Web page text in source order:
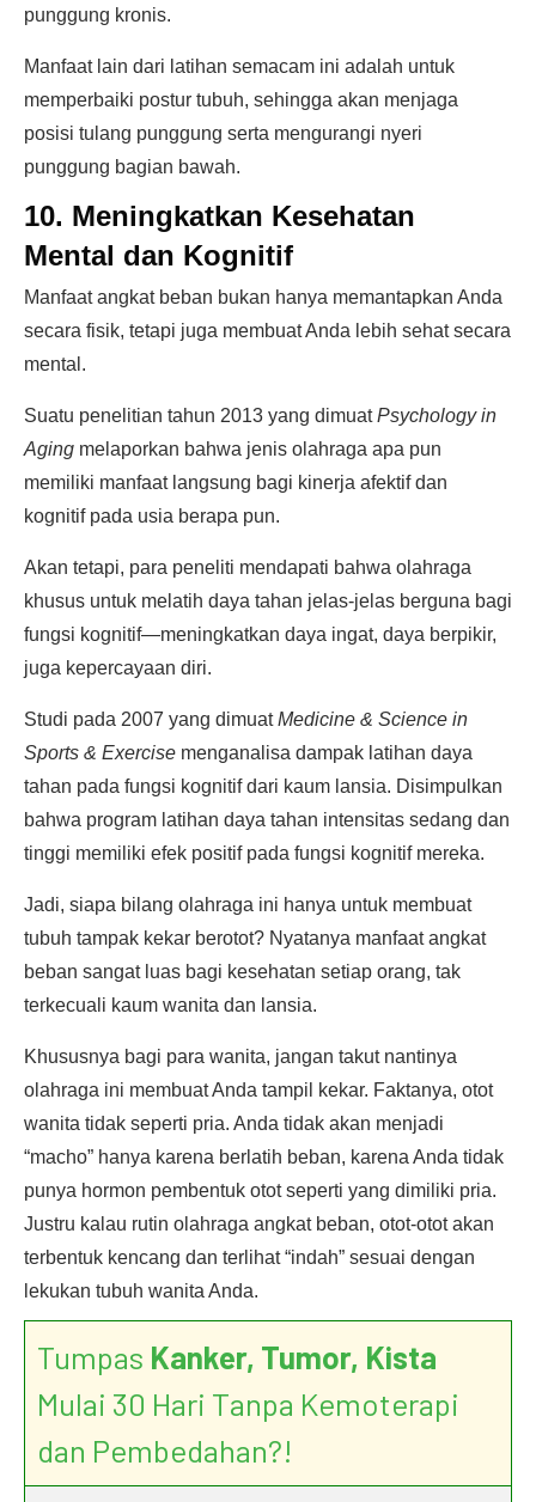
punggung kronis.
Manfaat lain dari latihan semacam ini adalah untuk
memperbaiki postur tubuh, sehingga akan menjaga
posisi tulang punggung serta mengurangi nyeri
punggung bagian bawah.
10. Meningkatkan Kesehatan
Mental dan Kognitif
Manfaat angkat beban bukan hanya memantapkan Anda
secara fisik, tetapi juga membuat Anda lebih sehat secara
mental.
Suatu penelitian tahun 2013 yang dimuatPsychology in
Aging melaporkan bahwa jenis olahraga apa pun
memiliki manfaat langsung bagi kinerja afektif dan
kognitif pada usia berapa pun.
Akan tetapi, para peneliti mendapati bahwa olahraga
khusus untuk melatih daya tahan jelas-jelas berguna bagi
fungsi kognitif—meningkatkan daya ingat, daya berpikir,
juga kepercayaan diri.
Studi pada 2007 yang dimuatMedicine & Science in
Sports & Exercise menganalisa dampak latihan daya
tahan pada fungsi kognitif dari kaum lansia. Disimpulkan
bahwa program latihan daya tahan intensitas sedang dan
tinggi memiliki efek positif pada fungsi kognitif mereka.
Jadi, siapa bilang olahraga ini hanya untuk membuat
tubuh tampak kekar berotot? Nyatanya manfaat angkat
beban sangat luas bagi kesehatan setiap orang, tak
terkecuali kaum wanita dan lansia.
Khususnya bagi para wanita, jangan takut nantinya
olahraga ini membuat Anda tampil kekar. Faktanya, otot
wanita tidak seperti pria. Anda tidak akan menjadi
“macho” hanya karena berlatih beban, karena Anda tidak
punya hormon pembentuk otot seperti yang dimiliki pria.
Justru kalau rutin olahraga angkat beban, otot-otot akan
terbentuk kencang dan terlihat “indah” sesuai dengan
lekukan tubuh wanita Anda.
Tumpas Kanker, Tumor, Kista
Mulai 30 Hari Tanpa Kemoterapi
dan Pembedahan?!